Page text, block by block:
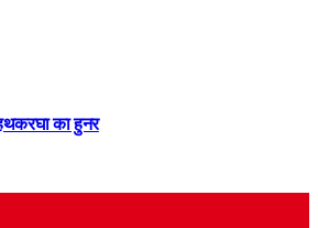
हथकरघा का हुनर